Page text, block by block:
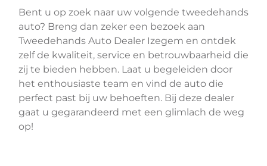
Bent u op zoek naar uw volgende tweedehands
auto? Breng dan zeker een bezoek aan
Tweedehands Auto Dealer Izegem en ontdek
zelf de kwaliteit, service en betrouwbaarheid die
zij te bieden hebben. Laat u begeleiden door
het enthousiaste team en vind de auto die
perfect past bij uw behoeften. Bij deze dealer
gaat u gegarandeerd met een glimlach de weg
op!